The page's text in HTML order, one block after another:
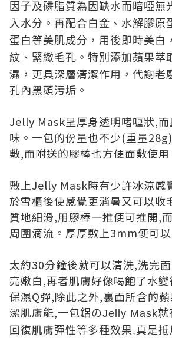
因子及磷脂質為因缺水而暗啞無
入水分。再配合白金、水解膠原
蛋白等美肌成分，用後即時美白
紋、緊緻毛孔。特別添加 蘋果萃
濕，更具深層清潔作用，代謝老
孔內黑頭污垢。
Jelly Mask呈厚身透明啫喱狀,而
味。一包的份量也不少(重量
敷,而附送的膠棒也方便面敷使用
敷上Jelly Mask時有少許冰涼感
於雪櫃後使感覺更消暑又可以
質地細滑,用膠棒一推便可推開,
周圍滴流。厚厚敷上3mm便可以
太約30分鐘後就可以清洗,洗完
亮嫩白,再者肌膚好像喝飽了水
保濕Q彈,除此之外,裏面所含的
潔肌膚能,一包鋁のJelly Mask就
回復肌膚彈性等多種效果,真是抵